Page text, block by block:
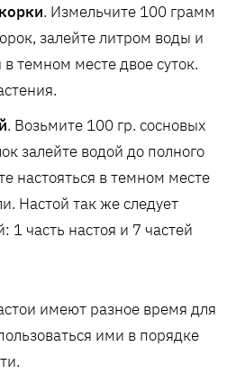
. Измельчите 100 грамм
залейте литром воды и
в темном месте двое суток.
. Возьмите 100 гр. сосновых
залейте водой до полного
настояться в темном месте
Настой так же следует
1 часть настоя и 7 частей
имеют разное время для
ими в порядке